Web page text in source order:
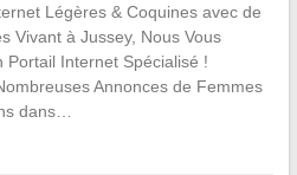
Légères & Coquines avec de
Vivant à Jussey, Nous Vous
Portail Internet Spécialisé !
Annonces de Femmes
dans…